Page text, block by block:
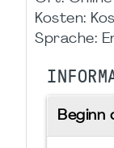
Kosten:
Sprache:
Beginn